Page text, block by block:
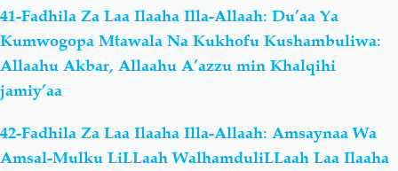
41-Fadhila Za Laa Ilaaha Illa-Allaah: Du’aa Ya
Kumwogopa Mtawala Na Kukhofu Kushambuliwa:
Allaahu Akbar, Allaahu A’azzu min Khalqihi
jamiy’aa
42-Fadhila Za Laa Ilaaha Illa-Allaah: Amsaynaa Wa
Amsal-Mulku LiLLaah WalhamduliLLaah Laa Ilaaha